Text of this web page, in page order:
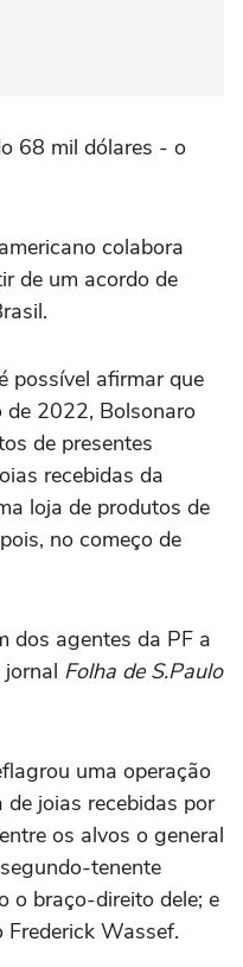
68 mil dólares - o
colabora
de um acordo de
possível afirmar que
de 2022, Bolsonaro
de presentes
recebidas da
loja de produtos de
no começo de
dos agentes da PF a
Folha de S.Paulo
uma operação
joias recebidas por
os alvos o general
tenente
o braço-direito dele; e
Wassef.